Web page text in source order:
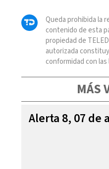
Queda prohibida la
contenido de esta
propiedad de
autorizada
conformidad con
MÁS
Alerta 8, 07 de